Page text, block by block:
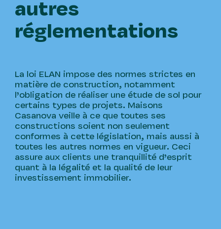
autres
réglementations
La loi ELAN impose des normes strictes en
matière de construction, notamment
l’obligation de réaliser une étude de sol pour
certains types de projets. Maisons
Casanova veille à ce que toutes ses
constructions soient non seulement
conformes à cette législation, mais aussi à
toutes les autres normes en vigueur. Ceci
assure aux clients une tranquillité d’esprit
quant à la légalité et la qualité de leur
investissement immobilier.